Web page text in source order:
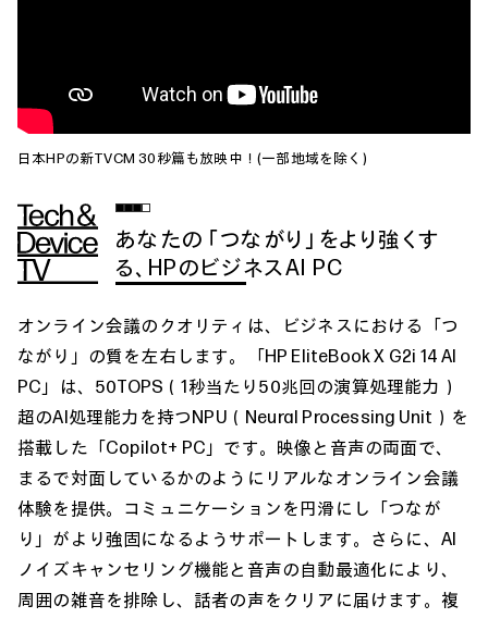
日本HPの新TVCM 30秒篇も放映中！(一部地域を除く)
あなたの「つながり」をより強くす
る、HPのビジネスAI PC
オンライン会議のクオリティは、ビジネスにおける「つ
ながり」の質を左右します。「HP EliteBook X G2i 14 AI
PC」は、50TOPS（1秒当たり50兆回の演算処理能力）
超のAI処理能力を持つNPU（Neural Processing Unit）を
搭載した「Copilot+ PC」です。映像と音声の両面で、
まるで対面しているかのようにリアルなオンライン会議
体験を提供。コミュニケーションを円滑にし「つなが
り」がより強固になるようサポートします。さらに、AI
ノイズキャンセリング機能と音声の自動最適化により、
周囲の雑音を排除し、話者の声をクリアに届けます。複